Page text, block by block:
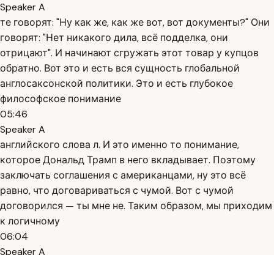
Speaker A
те говорят: "Ну как же, как же вот, вот документы?" Они
говорят: "Нет никакого дила, всё подделка, они
отрицают". И начинают сгружать этот товар у купцов
обратно. Вот это и есть вся сущность глобальной
англосаксонской политики. Это и есть глубокое
философское понимание
05:46
Speaker A
английского слова л. И это именно то понимание,
которое Дональд Трамп в него вкладывает. Поэтому
заключать соглашения с американцами, ну это всё
равно, что договариваться с чумой. Вот с чумой
договорился — ты мне не. Таким образом, мы приходим
к логичному
06:04
Speaker A